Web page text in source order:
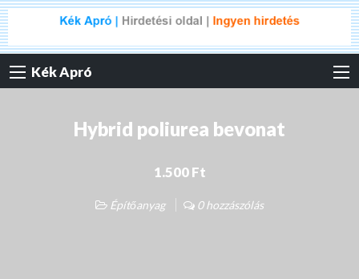
Kék Apró
Hybrid poliurea bevonat
1.500 Ft
Építőanyag 0 hozzászólás